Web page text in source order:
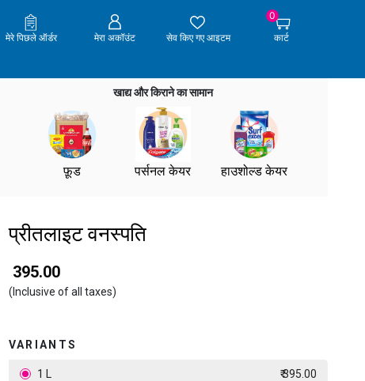
मेरे पिछले ऑर्डर मेरा अकॉउंट सेव किए गए आइटम
0
कार्ट
खाद्य और किराने का सामान
फ़ूड पर्सनल केयर हाउशोल्ड केयर
प्रीतलाइट वनस्पति
₹ 395.00
(Inclusive of all taxes)
VARIANTS
1 L ₹ 395.00